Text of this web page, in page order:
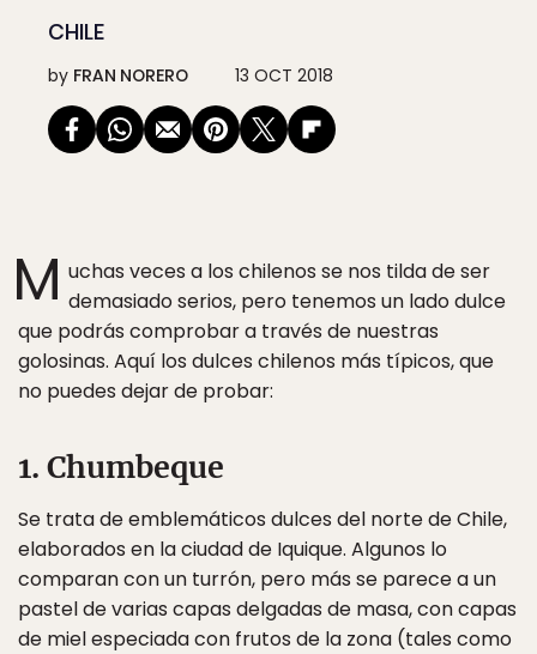
CHILE
by FRAN NORERO 13 OCT 2018
M uchas veces a los chilenos se nos tilda de ser
demasiado serios, pero tenemos un lado dulce
que podrás comprobar a través de nuestras
golosinas. Aquí los dulces chilenos más típicos, que
no puedes dejar de probar:
1. Chumbeque
Se trata de emblemáticos dulces del norte de Chile,
elaborados en la ciudad de Iquique. Algunos lo
comparan con un turrón, pero más se parece a un
pastel de varias capas delgadas de masa, con capas
de miel especiada con frutos de la zona (tales como